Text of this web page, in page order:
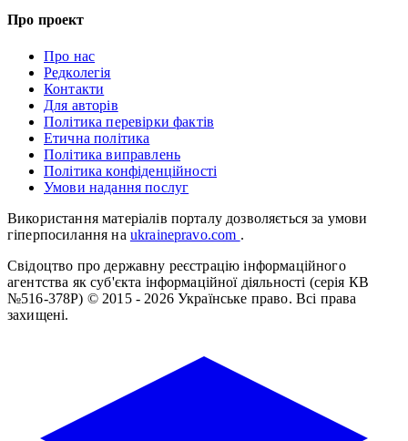
Про проект
Про нас
Редколегія
Контакти
Для авторів
Політика перевірки фактів
Етична політика
Політика виправлень
Політика конфіденційності
Умови надання послуг
Використання матеріалів порталу дозволяється за умови
гіперпосилання на ukrainepravo.com .
Свідоцтво про державну реєстрацію інформаційного
агентства як суб'єкта інформаційної діяльності (серія КВ
№516-378Р) © 2015 - 2026 Українське право. Всі права
захищені.